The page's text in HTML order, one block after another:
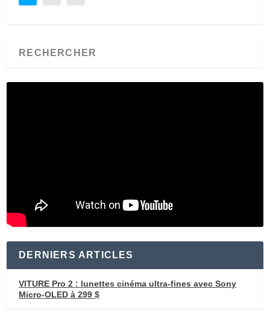
DERNIERS ARTICLES
VITURE Pro 2 : lunettes cinéma ultra-fines avec Sony
Micro-OLED à 299 $